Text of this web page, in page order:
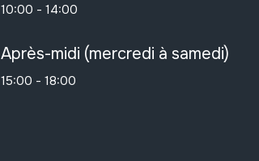
10:00 - 14:00
Après-midi (mercredi à samedi)
15:00 - 18:00